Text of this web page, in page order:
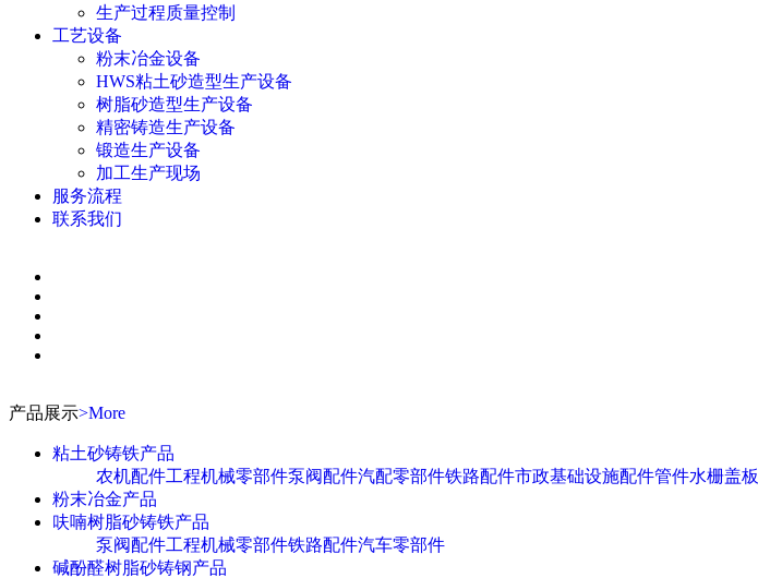
生产过程质量控制
工艺设备
粉末冶金设备
HWS粘土砂造型生产设备
树脂砂造型生产设备
精密铸造生产设备
锻造生产设备
加工生产现场
服务流程
联系我们
产品展示>More
粘土砂铸铁产品
农机配件工程机械零部件泵阀配件汽配零部件铁路配件市政基础设施配件管件水栅盖板
粉末冶金产品
呋喃树脂砂铸铁产品
泵阀配件工程机械零部件铁路配件汽车零部件
碱酚醛树脂砂铸钢产品